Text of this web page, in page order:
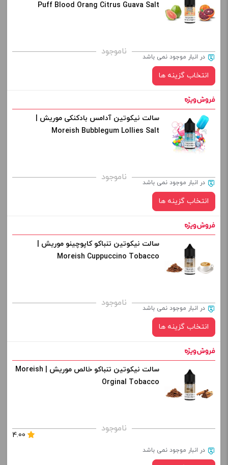
برای فعال شدن سبد خرید و نمایش قیمت ، گزینه های محصول را
از کادر بالا انتخاب کنید.
+
افزودن به سبد خرید
Puff Blood Orang Citrus Guava Salt
ناموجود در انبار موجود نمی باشد
انتخاب گزینه ها
نیکوتین:
برای فعال شدن سبد خرید و نمایش قیمت ، گزینه های محصول را
از کادر بالا انتخاب کنید.
+
افزودن به سبد خرید
سالت نیکوتین آدامس بادکنکی موریش |
Moreish Bubblegum Lollies Salt
ناموجود در انبار موجود نمی باشد
انتخاب گزینه ها
نیکوتین:
برای فعال شدن سبد خرید و نمایش قیمت ، گزینه های محصول را
از کادر بالا انتخاب کنید.
+
افزودن به سبد خرید
سالت نیکوتین تنباکو کاپوچینو موریش |
Moreish Cuppuccino Tobacco
ناموجود در انبار موجود نمی باشد
انتخاب گزینه ها
نیکوتین:
برای فعال شدن سبد خرید و نمایش قیمت ، گزینه های محصول را
+
سالت نیکوتین تنباکو خالص موریش | Moreish
Orginal Tobacco
ناموجود
4.00
در انبار موجود نمی باشد